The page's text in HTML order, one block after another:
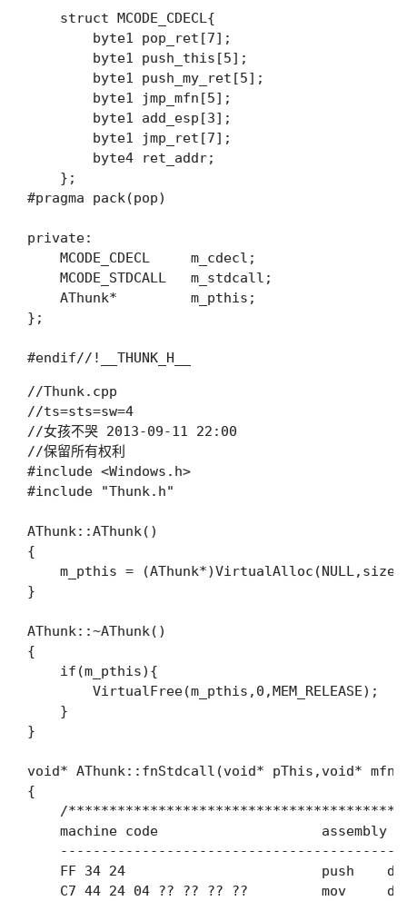
    struct MCODE_CDECL{
        byte1 pop_ret[7];
        byte1 push_this[5];
        byte1 push_my_ret[5];
        byte1 jmp_mfn[5];
        byte1 add_esp[3];
        byte1 jmp_ret[7];
        byte4 ret_addr;
    };
#pragma pack(pop)
private:
    MCODE_CDECL     m_cdecl;
    MCODE_STDCALL   m_stdcall;
    AThunk*         m_pthis;
};
//Thunk.cpp
//ts=sts=sw=4
//女孩不哭 2013-09-11 22:00
//保留所有权利
#include <Windows.h>
#include "Thunk.h"
AThunk::AThunk()
{
m_pthis =
}
AThunk::~AThunk()
{
    if(m_pthis){
        VirtualFree(m_pthis,0,MEM_RELEASE);
    }
}
void* AThunk::fnStdcall(void* pThis,void* mfn)
{
/
machine code                    assembly
FF 34 24                        push
C7 44 24 04 ?? ?? ?? ??         mov